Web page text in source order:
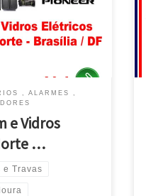
e Conserto de Vidro
, Revisão do Vidro
, ALARMES ,
e Vidros
…
e Travas